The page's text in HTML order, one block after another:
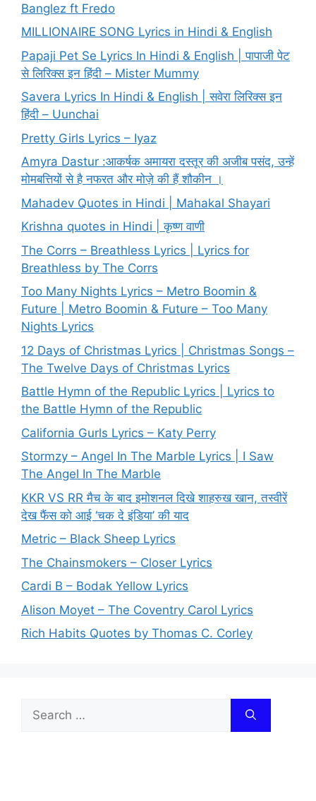
Banglez ft Fredo
MILLIONAIRE SONG Lyrics in Hindi & English
Papaji Pet Se Lyrics In Hindi & English | पापाजी पेट
से लिरिक्स इन हिंदी – Mister Mummy
Savera Lyrics In Hindi & English | सवेरा लिरिक्स इन
हिंदी – Uunchai
Pretty Girls Lyrics – Iyaz
Amyra Dastur :आकर्षक अमायरा दस्तूर की अजीब पसंद, उन्हें
मोमबत्तियों से है नफरत और मोज़े की हैं शौकीन ।
Mahadev Quotes in Hindi | Mahakal Shayari
Krishna quotes in Hindi | कृष्ण वाणी
The Corrs – Breathless Lyrics | Lyrics for
Breathless by The Corrs
Too Many Nights Lyrics – Metro Boomin &
Future | Metro Boomin & Future – Too Many
Nights Lyrics
12 Days of Christmas Lyrics | Christmas Songs –
The Twelve Days of Christmas Lyrics
Battle Hymn of the Republic Lyrics | Lyrics to
the Battle Hymn of the Republic
California Gurls Lyrics – Katy Perry
Stormzy – Angel In The Marble Lyrics | I Saw
The Angel In The Marble
KKR VS RR मैच के बाद इमोशनल दिखे शाहरुख खान, तस्वीरें
देख फैंस को आई ‘चक दे इंडिया’ की याद
Metric – Black Sheep Lyrics
The Chainsmokers – Closer Lyrics
Cardi B – Bodak Yellow Lyrics
Alison Moyet – The Coventry Carol Lyrics
Rich Habits Quotes by Thomas C. Corley
Search
for: